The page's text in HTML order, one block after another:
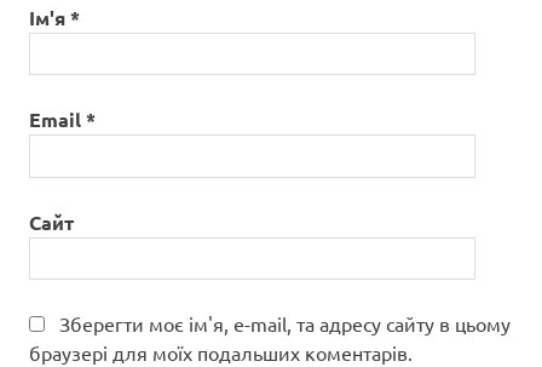
Ім'я*
Email*
Сайт
Зберегти моє ім'я, e-mail, та адресу сайту в цьому
браузері для моїх подальших коментарів.